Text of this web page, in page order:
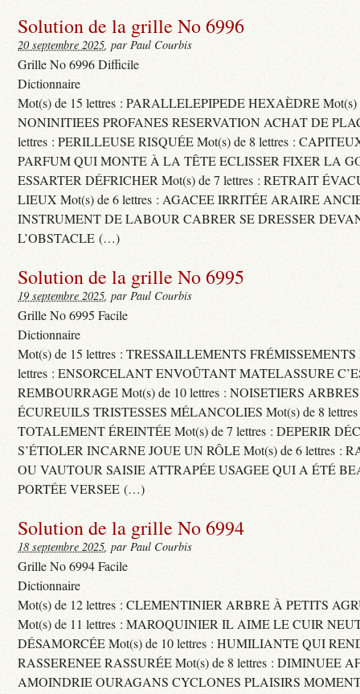
Solution de la grille No 6996
20 septembre 2025, par Paul Courbis
Grille No 6996 Difficile
Dictionnaire
Mot(s) de 15 lettres : PARALLELEPIPEDE HEXAÈDRE Mot(s)
NONINITIEES PROFANES RESERVATION ACHAT DE
lettres : PERILLEUSE RISQUÉE Mot(s) de 8 lettres :
PARFUM QUI MONTE À LA TÊTE ECLISSER FIXER LA
ESSARTER DÉFRICHER Mot(s) de 7 lettres : RETRAIT
LIEUX Mot(s) de 6 lettres : AGACEE IRRITÉE ARAIRE
INSTRUMENT DE LABOUR CABRER SE DRESSER
L’OBSTACLE (…)
Solution de la grille No 6995
19 septembre 2025, par Paul Courbis
Grille No 6995 Facile
Dictionnaire
Mot(s) de 15 lettres : TRESSAILLEMENTS FRÉMISSEMENTS
lettres : ENSORCELANT ENVOÛTANT MATELASSURE
REMBOURRAGE Mot(s) de 10 lettres : NOISETIERS
ÉCUREUILS TRISTESSES MÉLANCOLIES Mot(s) de 8
TOTALEMENT ÉREINTÉE Mot(s) de 7 lettres : DEPERIR
S’ÉTIOLER INCARNE JOUE UN RÔLE Mot(s) de 6 lettres :
OU VAUTOUR SAISIE ATTRAPÉE USAGEE QUI A ÉTÉ
PORTÉE VERSEE (…)
Solution de la grille No 6994
18 septembre 2025, par Paul Courbis
Grille No 6994 Facile
Dictionnaire
Mot(s) de 12 lettres : CLEMENTINIER ARBRE À PETITS
Mot(s) de 11 lettres : MAROQUINIER IL AIME LE CUIR
DÉSAMORCÉE Mot(s) de 10 lettres : HUMILIANTE QUI
RASSERENEE RASSURÉE Mot(s) de 8 lettres : DIMINUEE
AMOINDRIE OURAGANS CYCLONES PLAISIRS